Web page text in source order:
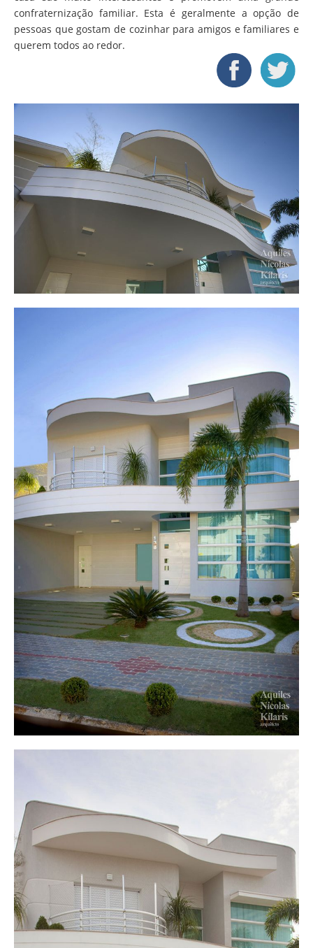
confraternização familiar. Esta é geralmente a opção de
pessoas que gostam de cozinhar para amigos e familiares e
querem todos ao redor.